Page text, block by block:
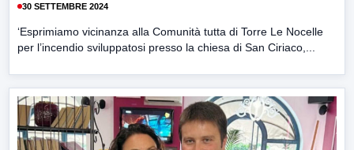
30 SETTEMBRE 2024
‘Esprimiamo vicinanza alla Comunità tutta di Torre Le Nocelle
per l’incendio sviluppatosi presso la chiesa di San Ciriaco,...